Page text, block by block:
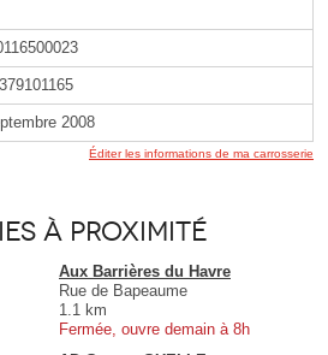
2008
Éditer les informations de ma carrosserie
à proximité
Aux Barrières du Havre
Rue de Bapeaume
1.1 km
Fermée, ouvre demain à 8h